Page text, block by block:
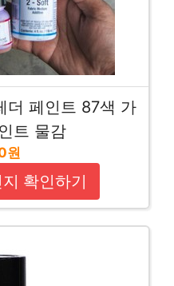
더 페인트 87색 가
트 물감
원
확인하기